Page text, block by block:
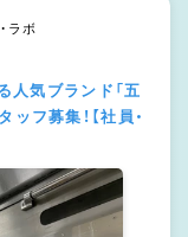
ラボ
人気ブランド「五
フ募集！【社員・